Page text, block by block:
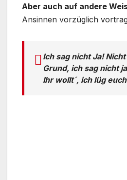
Aber auch auf andere
Ansinnen vorzüglich
Ich sag nicht Ja!
Grund, ich sag nicht
Ihr wollt´, ich lüg